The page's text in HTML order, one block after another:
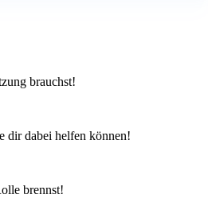
brauchst!
dir dabei helfen können!
brennst!